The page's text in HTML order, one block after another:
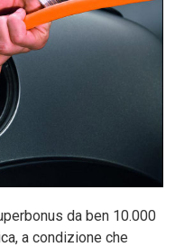
da ben 10.000
a condizione che